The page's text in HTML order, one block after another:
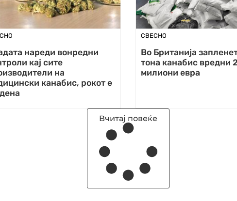
нареди вонредни
кај сите
на
канабис, рокот е
СВЕСНО
Во Британија
тона канабис вредни
милиони евра
Вчитај повеќе